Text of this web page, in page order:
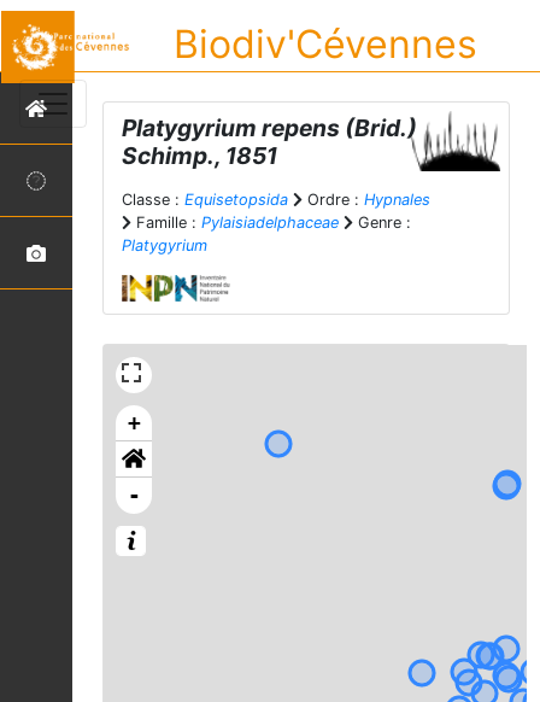
Biodiv'Cévennes
Platygyrium repens (Brid.)
Schimp., 1851
Classe : Equisetopsida Ordre : Hypnales
Famille : Pylaisiadelphaceae
Genre :
Platygyrium
+
-